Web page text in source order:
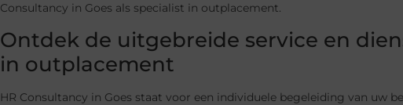
Consultancy in Goes als specialist in outplacement.
Ontdek de uitgebreide service en
in outplacement
HR Consultancy in Goes staat voor een individuele begeleiding van uw